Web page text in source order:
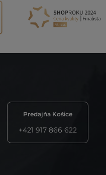
Predajňa Košice
+421 917 866 622